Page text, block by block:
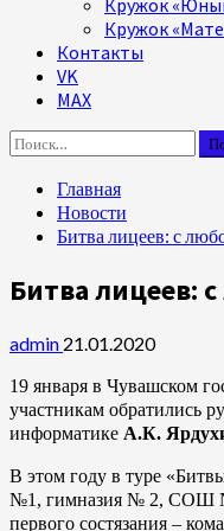
Кружок
Кружок
Контакты
VK
MAX
Найти:
Главная
Новости
Битва лицеев: с
Битва лицеев:
admin 21.01.2020
19 января в Чувашском
участникам обратились
информатике А.К.
В этом году в туре
№1, гимназия № 2, СОШ №
первого состязания –